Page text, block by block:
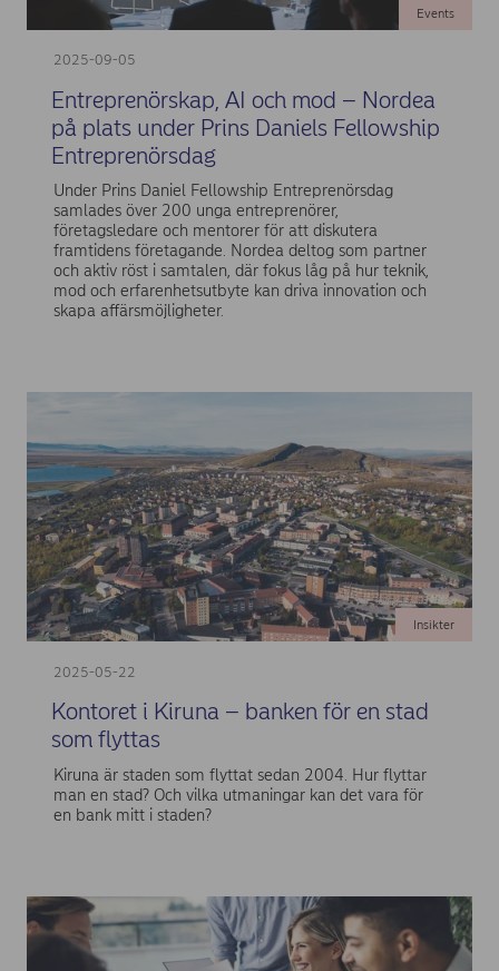
2025-09-05
Events
Entreprenörskap, AI och mod – Nordea
på plats under Prins Daniels Fellowship
Entreprenörsdag
Under Prins Daniel Fellowship Entreprenörsdag
samlades över 200 unga entreprenörer,
företagsledare och mentorer för att diskutera
framtidens företagande. Nordea deltog som partner
och aktiv röst i samtalen, där fokus låg på hur teknik,
mod och erfarenhetsutbyte kan driva innovation och
skapa affärsmöjligheter.
2025-05-22
Insikter
Kontoret i Kiruna – banken för en stad
som flyttas
Kiruna är staden som flyttat sedan 2004. Hur flyttar
man en stad? Och vilka utmaningar kan det vara för
en bank mitt i staden?